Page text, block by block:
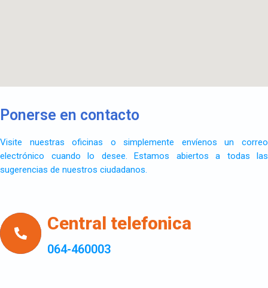
Ponerse en contacto
Visite nuestras oficinas o simplemente envíenos un correo
electrónico cuando lo desee. Estamos abiertos a todas las
sugerencias de nuestros ciudadanos.
Central telefonica
064-460003